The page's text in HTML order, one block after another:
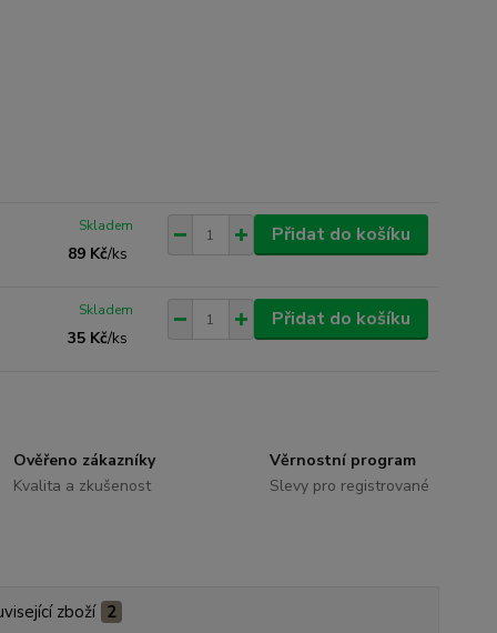
89 Kč/ks
Skladem Přidat do košíku
35 Kč/ks
Skladem Přidat do košíku
Ověřeno zákazníky
Kvalita a zkušenost
Věrnostní program
Slevy pro registrované
zboží 2